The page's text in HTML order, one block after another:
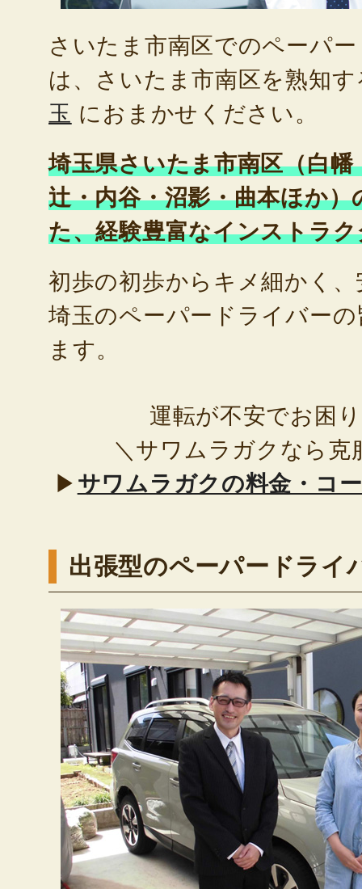
さいたま市南区でのペーパ
は、さいたま市南区を熟知す
玉 におまかせください。
埼玉県さいたま市南区（白幡
辻・内谷・沼影・曲本ほか）
た、経験豊富なインストラ
初歩の初歩からキメ細かく
埼玉のペーパードライバー
ます。
運転が不安でお困
＼サワムラガクなら克
▶ サワムラガクの料金・コ
出張型のペーパードライ